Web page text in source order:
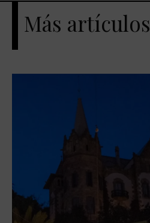
Más artículos